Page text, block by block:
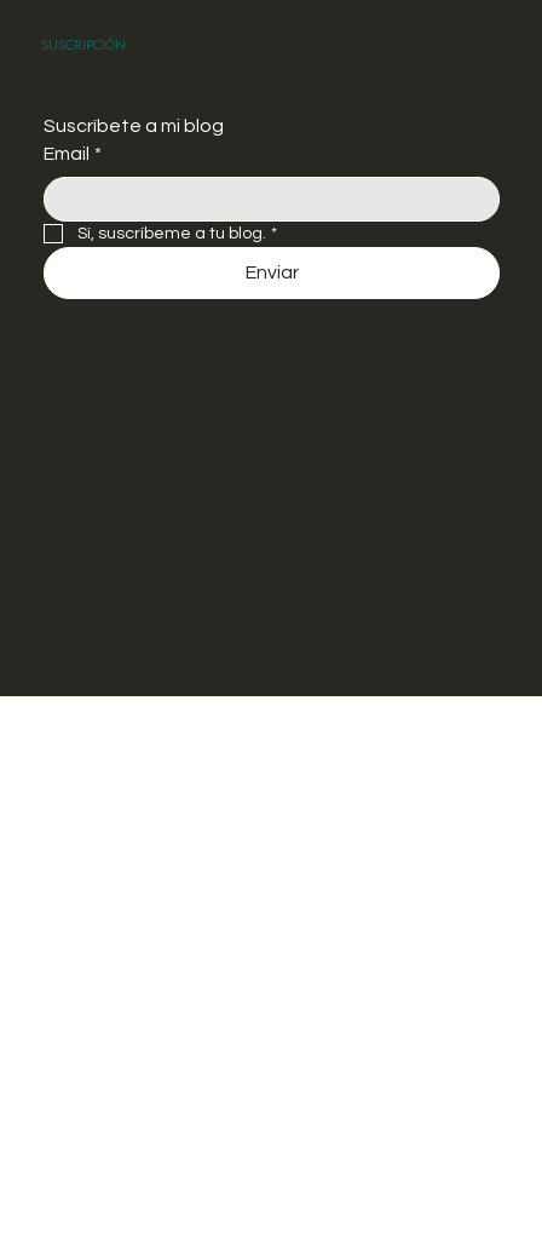
Suscripción
Suscríbete a mi blog
Email *
Sí, suscríbeme a tu blog. *
Enviar